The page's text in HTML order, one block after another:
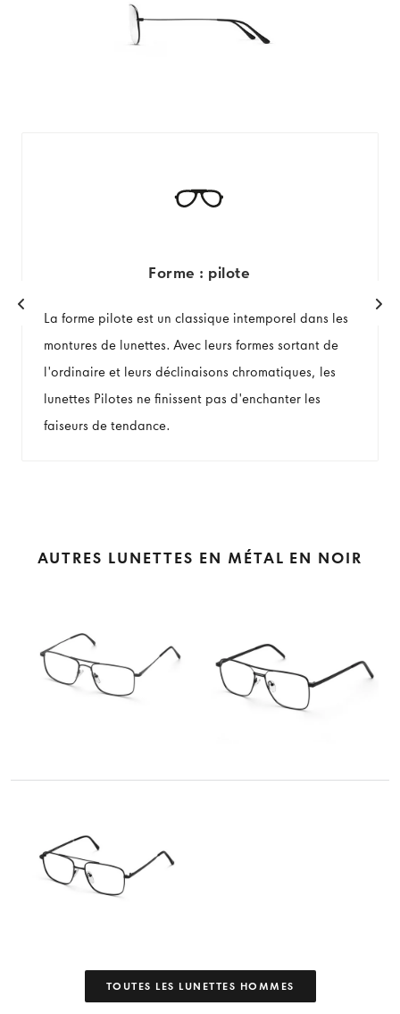
Forme : pilote
La forme pilote est un classique intemporel dans les
montures de lunettes. Avec leurs formes sortant de
l'ordinaire et leurs déclinaisons chromatiques, les
lunettes Pilotes ne finissent pas d'enchanter les
faiseurs de tendance.
AUTRES LUNETTES EN MÉTAL EN NOIR
TOUTES LES LUNETTES HOMMES